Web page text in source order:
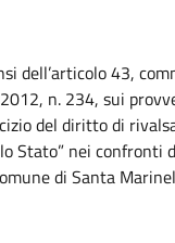
dell’articolo 43,
n. 234, sui
del diritto di
Stato” nei confronti
di Santa